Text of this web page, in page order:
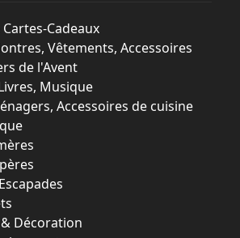
avec les
(parents ou non), ni aux
la famille immédiate (père,
sœur(s), enfant(s) et
les liens du mariage ou de
mentionnée ci-dessus.
PARTICIPER
N’EST REQUIS POUR
POUR GAGNER.
au Concours, les
Cadeaux
Vêtements, Accessoires
de l'Avent
Musique
Accessoires de cuisine
Décoration